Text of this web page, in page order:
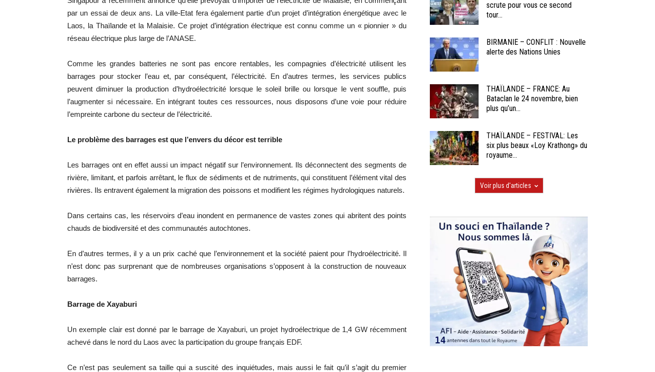
par un essai de deux ans. La ville-Etat fera également partie d’un projet d’intégration énergétique avec le
Laos, la Thaïlande et la Malaisie. Ce projet d’intégration électrique est connu comme un « pionnier » du
réseau électrique plus large de l’ANASE.
Comme les grandes batteries ne sont pas encore rentables, les compagnies d’électricité utilisent les
barrages pour stocker l’eau et, par conséquent, l’électricité. En d’autres termes, les services publics
peuvent diminuer la production d’hydroélectricité lorsque le soleil brille ou lorsque le vent souffle, puis
l’augmenter si nécessaire. En intégrant toutes ces ressources, nous disposons d’une voie pour réduire
l’empreinte carbone du secteur de l’électricité.
Le problème des barrages est que l’envers du décor est terrible
Les barrages ont en effet aussi un impact négatif sur l’environnement. Ils déconnectent des segments de
rivière, limitant, et parfois arrêtant, le flux de sédiments et de nutriments, qui constituent l’élément vital des
rivières. Ils entravent également la migration des poissons et modifient les régimes hydrologiques naturels.
Dans certains cas, les réservoirs d’eau inondent en permanence de vastes zones qui abritent des points
chauds de biodiversité et des communautés autochtones.
En d’autres termes, il y a un prix caché que l’environnement et la société paient pour l’hydroélectricité. Il
n’est donc pas surprenant que de nombreuses organisations s’opposent à la construction de nouveaux
barrages.
Barrage de Xayaburi
Un exemple clair est donné par le barrage de Xayaburi, un projet hydroélectrique de 1,4 GW récemment
achevé dans le nord du Laos avec la participation du groupe français EDF.
Ce n’est pas seulement sa taille qui a suscité des inquiétudes, mais aussi le fait qu’il s’agit du premier
scrute pour vous ce second
tour...
BIRMANIE – CONFLIT : Nouvelle
alerte des Nations Unies
THAÏLANDE – FRANCE: Au
Bataclan le 24 novembre, bien
plus qu’un...
THAÏLANDE – FESTIVAL: Les
six plus beaux «Loy Krathong» du
royaume...
Voir plus d'articles